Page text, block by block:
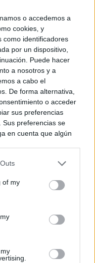
o accedemos a
cookies, y
como identificadores
por un dispositivo,
Puede hacer
a nosotros y a
a cabo el
De forma alternativa,
o acceder
sus preferencias
Sus preferencias se
en cuenta que algún
sus preferencias
"Privacidad" en la
one or more Google
including but
You may click to
in below Google
of my
esta línea
de Servicio
otros servicios
así garantizar la
la movilidad de las